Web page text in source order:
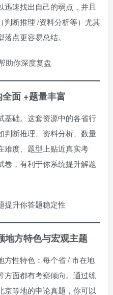
速找出自己的弱点，并且
判断推理 /资料分析等）尤其
点更容易总结。
助你深度复盘
面 +题量丰富
基础。这套资源中的各省行
判断推理、资料分析、数量
难度、题型上贴近真实考
卷，有利于你系统提升解题
提升你答题稳定性
方特色与宏观主题
方性特色：每个省 / 市在地
方面都有考察倾向。通过练
京等地的申论真题，你可以